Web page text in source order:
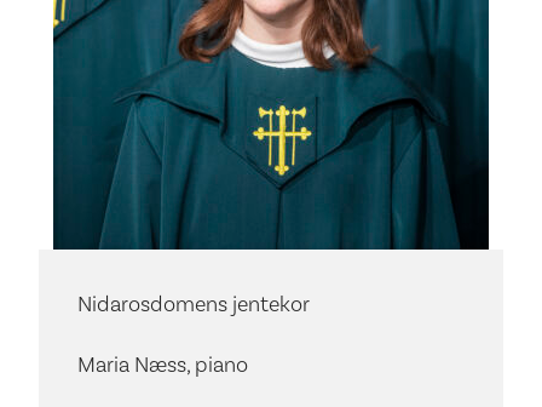
Nidarosdomens jentekor
Maria Næss, piano